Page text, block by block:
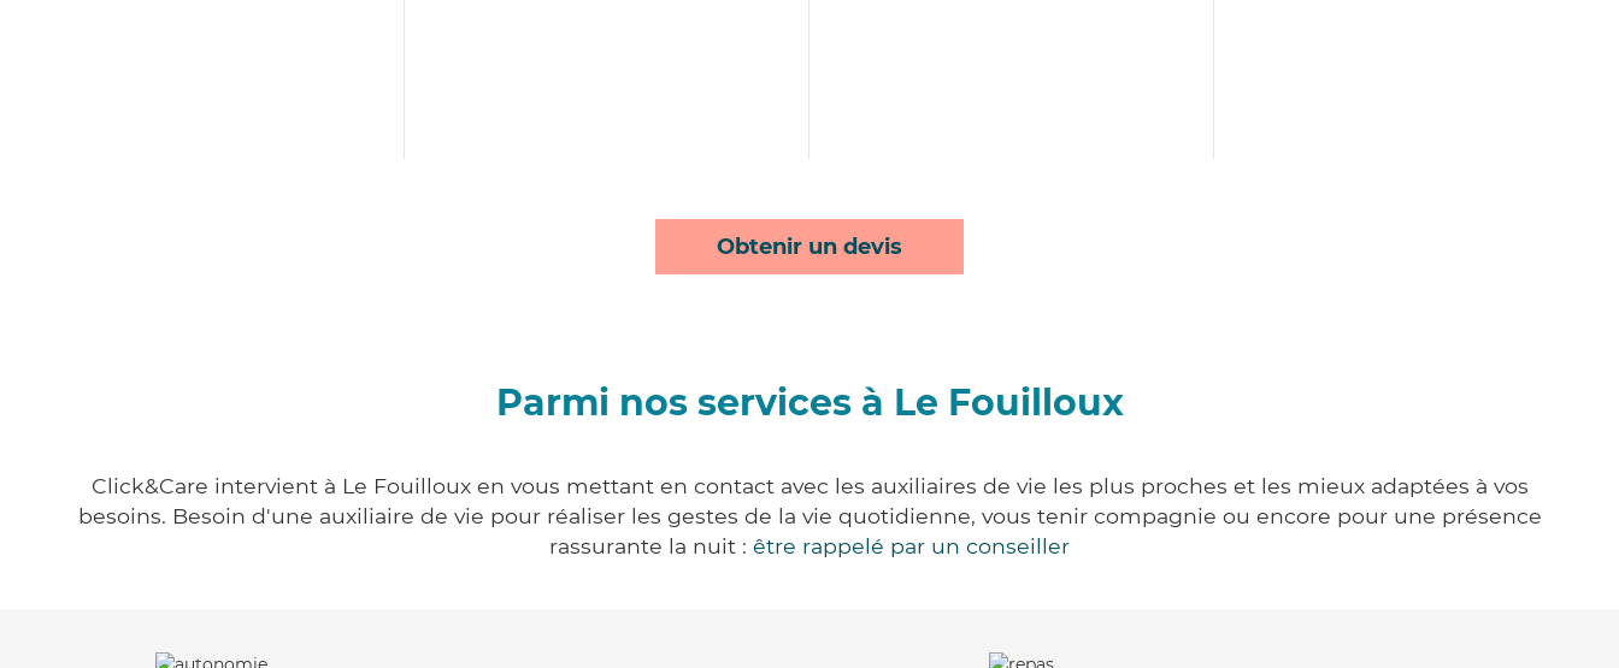
Obtenir un devis
Parmi nos services à Le Fouilloux
Click&Care intervient à Le Fouilloux en vous mettant en contact avec les auxiliaires de vie les plus proches et les mieux adaptées à vos
besoins. Besoin d'une auxiliaire de vie pour réaliser les gestes de la vie quotidienne, vous tenir compagnie ou encore pour une présence
rassurante la nuit : être rappelé par un conseiller